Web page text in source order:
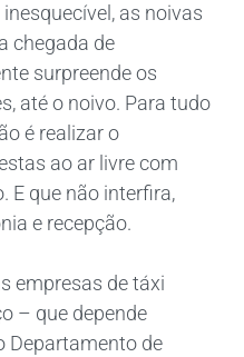
as noivas
chegada de
surpreende os
até o noivo. Para tudo
é realizar o
ao ar livre com
E que não interfira,
e recepção.
empresas de táxi
– que depende
Departamento de